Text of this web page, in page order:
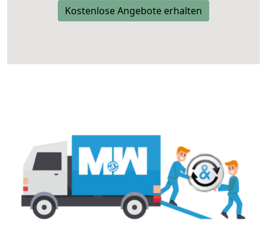
Kostenlose Angebote erhalten